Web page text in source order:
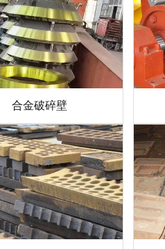
合金破碎壁